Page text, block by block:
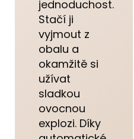
jednoduchost.
Stačí ji
vyjmout z
obalu a
okamžitě si
užívat
sladkou
ovocnou
explozi. Díky